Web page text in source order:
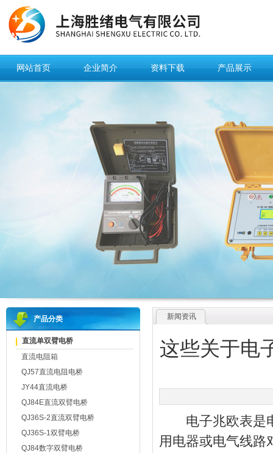
网站首页 企业简介 资料下载 产品展示
产品分类
直流单双臂电桥
直流电阻箱
QJ57直流电阻电桥
JY44直流电桥
QJ84E直流双臂电桥
QJ36S-2直流双臂电桥
QJ36S-1双臂电桥
QJ84数字双臂电桥
新闻资讯
这些关于电
电子兆欧表是电
用电器或电气线路